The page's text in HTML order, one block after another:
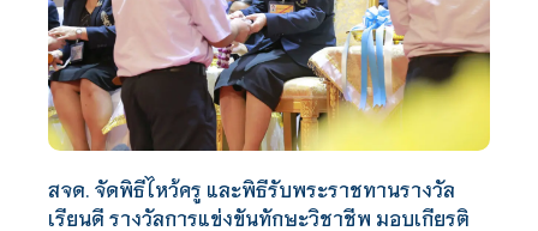
สจด. จัดพิธีไหว้ครู และพิธีรับพระราชทานรางวัล
เรียนดี รางวัลการแข่งขันทักษะวิชาชีพ มอบเกียรติ